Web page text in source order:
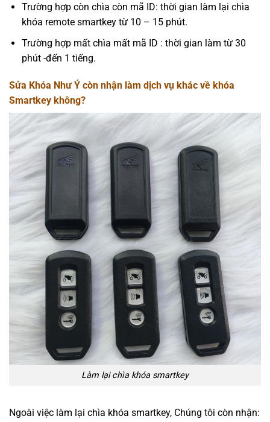
Trường hợp còn chìa còn mã ID: thời gian làm lại chìa
khóa remote smartkey từ 10 – 15 phút.
Trường hợp mất chìa mất mã ID : thời gian làm từ 30
phút -đến 1 tiếng.
Sửa Khóa Như Ý còn nhận làm dịch vụ khác về khóa
Smartkey không?
Làm lại chìa khóa smartkey
Ngoài việc làm lại chìa khóa smartkey, Chúng tôi còn nhận: